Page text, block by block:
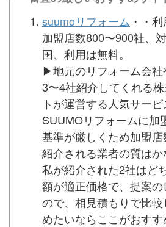
suumoリフォーム ・・
加盟店数800〜900社、
国、利用は無料。
▶︎地元のリフォーム会社
3〜4社紹介してくれる
トが運営する人気サー
SUUMOリフォームに加
基準が厳しくため加盟店
紹介される業者の質は
私が紹介された2社はど
額が適正価格で、提案
ので、相見積もりで比
めたいならここがおすす